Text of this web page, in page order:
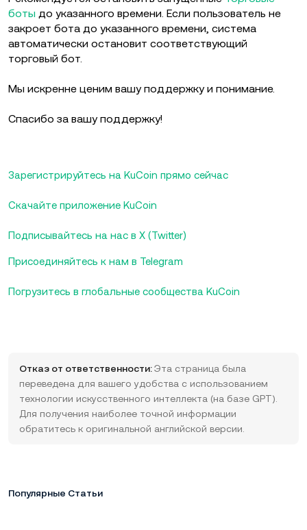
боты до указанного времени. Если пользователь не
закроет бота до указанного времени, система
автоматически остановит соответствующий
торговый бот.
Мы искренне ценим вашу поддержку и понимание.
Спасибо за вашу поддержку!
Зарегистрируйтесь на KuCoin прямо сейчас
Скачайте приложение KuCoin
Подписывайтесь на нас в X (Twitter)
Присоединяйтесь к нам в Telegram
Погрузитесь в глобальные сообщества KuCoin
Отказ от ответственности:Эта страница была
переведена для вашего удобства с использованием
технологии искусственного интеллекта (на базе GPT).
Для получения наиболее точной информации
обратитесь к оригинальной английской версии.
Популярные Статьи